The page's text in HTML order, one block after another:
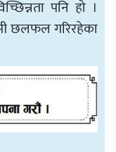
पनि हो ।
छलफल गरिरहेका